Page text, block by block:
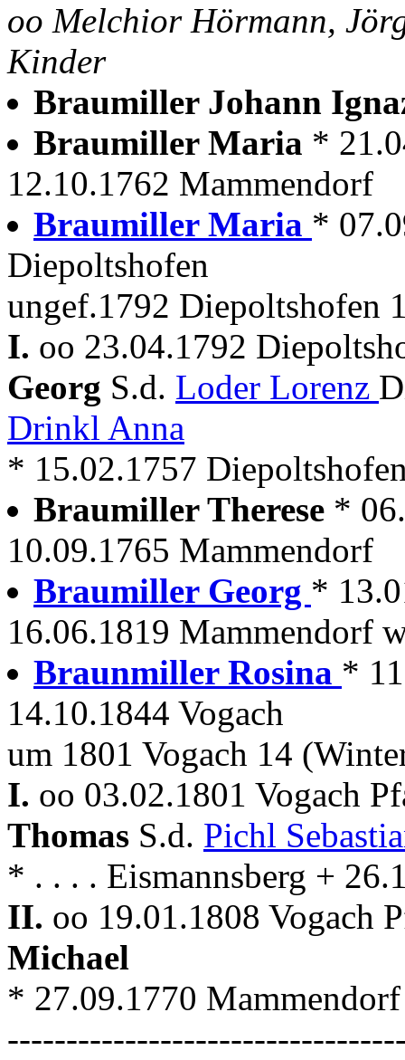
oo Melchior Hörmann,
Kinder
Braumiller Johann
Braumiller Maria *
12.10.1762 Mammendorf
Braumiller Maria *
Diepoltshofen
ungef.1792 Diepoltshofen
I. oo 23.04.1792
Georg S.d. Loder Lorenz
Drinkl Anna
* 15.02.1757
Braumiller Therese *
10.09.1765 Mammendorf
Braumiller Georg *
16.06.1819 Mammendorf
Braunmiller Rosina *
14.10.1844 Vogach
um 1801 Vogach 14
I. oo 03.02.1801 Vogach
Thomas S.d. Pichl
* . . . . Eismannsberg +
II. oo 19.01.1808 Vogach
Michael
* 27.09.1770